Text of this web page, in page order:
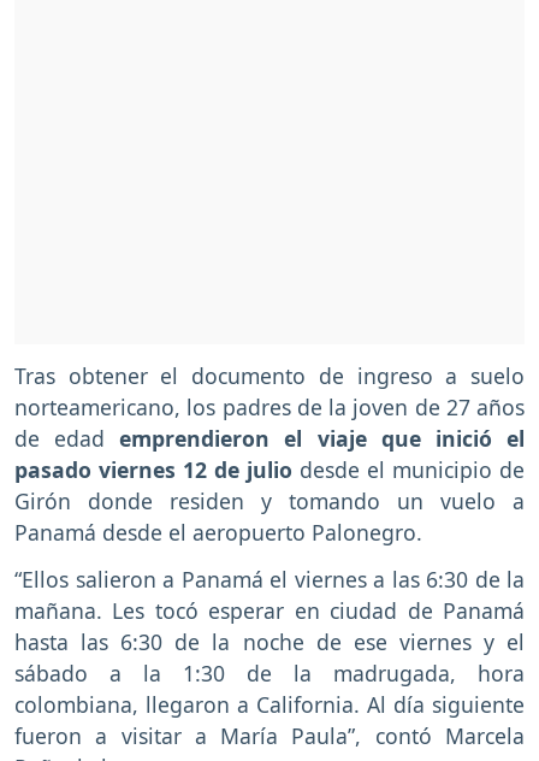
Tras obtener el documento de ingreso a suelo
norteamericano, los padres de la joven de 27 años
de edademprendieron el viaje que inició el
pasado viernes 12 de julio desde el municipio de
Girón donde residen y tomando un vuelo a
Panamá desde el aeropuerto Palonegro.
“Ellos salieron a Panamá el viernes a las 6:30 de la
mañana. Les tocó esperar en ciudad de Panamá
hasta las 6:30 de la noche de ese viernes y el
sábado a la 1:30 de la madrugada, hora
colombiana, llegaron a California. Al día siguiente
fueron a visitar a María Paula”, contó Marcela